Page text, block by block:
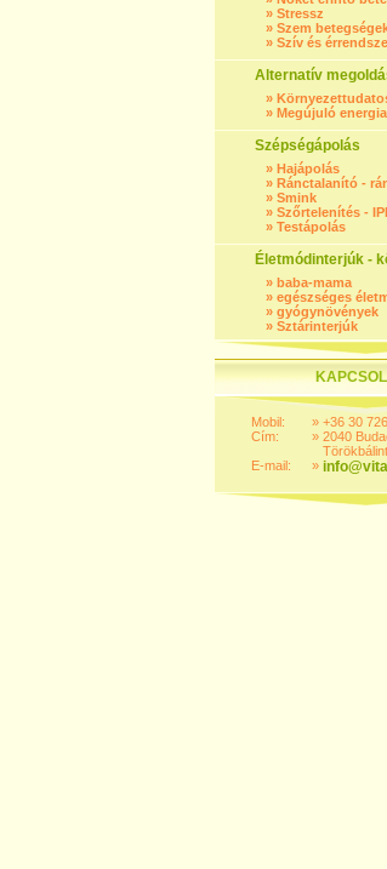
» Stressz
» Szem
» Szív és
Alternatív
»
» Megújuló
Szépségápolás
» Hajápolás
» Ránctalanító -
» Smink
» Szőrtelenítés -
» Testápolás
Életmódinterjúk -
» baba-mama
» egészséges
» gyógynövények
» Sztárinterjúk
Mobil:
Cím:
E-mail:
»
»
»
+36 30
2040